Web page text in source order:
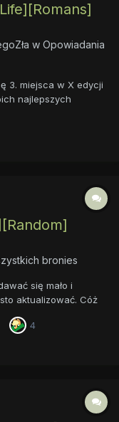
w Opowiadania
3. miejsca w X edycji
najlepszych
korekcie
młodych kucy
bronies
się mało i
aktualizować. Cóż
4